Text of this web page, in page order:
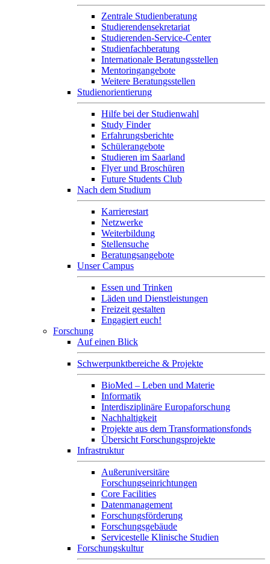
Zentrale Studienberatung
Studierendensekretariat
Studierenden-Service-Center
Studienfachberatung
Internationale Beratungsstellen
Mentoringangebote
Weitere Beratungsstellen
Studienorientierung
Hilfe bei der Studienwahl
Study Finder
Erfahrungsberichte
Schülerangebote
Studieren im Saarland
Flyer und Broschüren
Future Students Club
Nach dem Studium
Karrierestart
Netzwerke
Weiterbildung
Stellensuche
Beratungsangebote
Unser Campus
Essen und Trinken
Läden und Dienstleistungen
Freizeit gestalten
Engagiert euch!
Forschung
Auf einen Blick
Schwerpunktbereiche & Projekte
BioMed – Leben und Materie
Informatik
Interdisziplinäre Europaforschung
Nachhaltigkeit
Projekte aus dem Transformationsfonds
Übersicht Forschungsprojekte
Infrastruktur
Außeruniversitäre
Forschungseinrichtungen
Core Facilities
Datenmanagement
Forschungsförderung
Forschungsgebäude
Servicestelle Klinische Studien
Forschungskultur